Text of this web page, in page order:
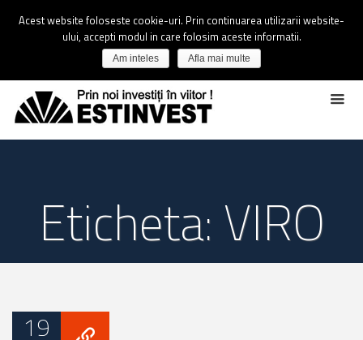
Eticheta: VIRO
19
Acest website foloseste cookie-uri. Prin continuarea utilizarii website-
ului, accepti modul in care folosim aceste informatii.
Am inteles Afla mai multe